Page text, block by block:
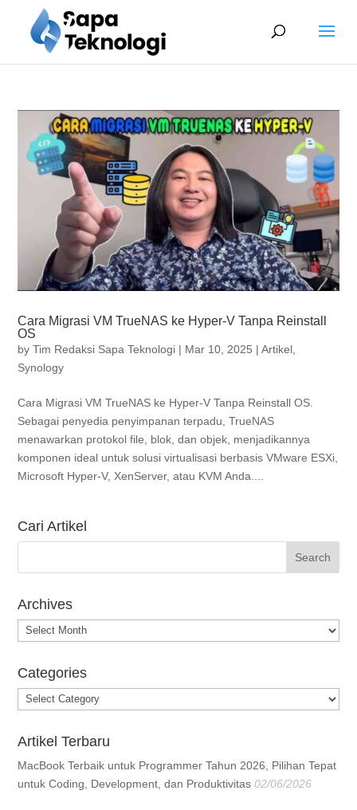
Cara Migrasi VM TrueNAS ke Hyper-V Tanpa Reinstall
OS
byTim Redaksi Sapa Teknologi | Mar 10, 2025 |Artikel
Synology
Cara Migrasi VM TrueNAS ke Hyper-V Tanpa Reinstall OS.
Sebagai penyedia penyimpanan terpadu, TrueNAS
menawarkan protokol file, blok, dan objek, menjadikannya
komponen ideal untuk solusi virtualisasi berbasis VMware ESXi,
Microsoft Hyper-V, XenServer, atau KVM Anda....
Cari Artikel
Archives
Archives
Categories
Categories
Artikel Terbaru
MacBook Terbaik untuk Programmer Tahun 2026, Pilihan Tepat
untuk Coding, Development, dan Produktivitas 02/06/2026